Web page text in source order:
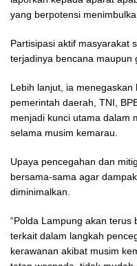
yang berpotensi
Partisipasi aktif masyarakat
terjadinya bencana maupun
Lebih lanjut, ia menegaskan
pemerintah daerah, TNI,
menjadi kunci utama dalam
selama musim kemarau.
Upaya pencegahan dan
bersama-sama agar
diminimalkan.
“Polda Lampung akan
terkait dalam langkah
kerawanan akibat musim